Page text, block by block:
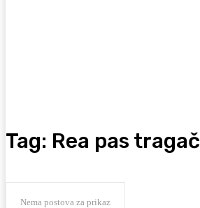
Tag: Rea pas tragač
Nema postova za prikaz